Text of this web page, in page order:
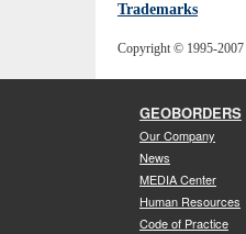
Trademarks
Copyright © 1995-2007
GEOBORDERS
Our Company
News
MEDIA Center
Human Resources
Code of Practice